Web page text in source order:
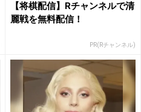
【将棋配信】Rチャンネルで清
麗戦を無料配信！
PR(Rチャンネル)